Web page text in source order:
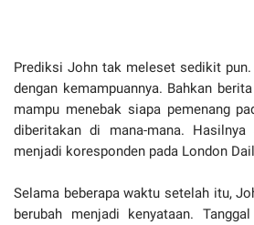
Prediksi John tak meleset sedikit pun.
dengan kemampuannya. Bahkan
mampu menebak siapa pemenang
diberitakan di mana-mana.
menjadi koresponden pada London
Selama beberapa waktu setelah itu,
berubah menjadi kenyataan.